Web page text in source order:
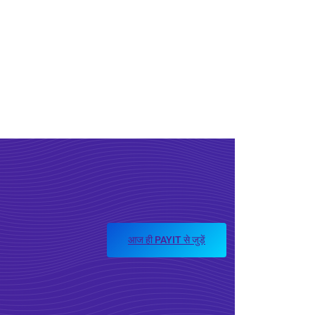
आज ही PAYIT से जुड़ें